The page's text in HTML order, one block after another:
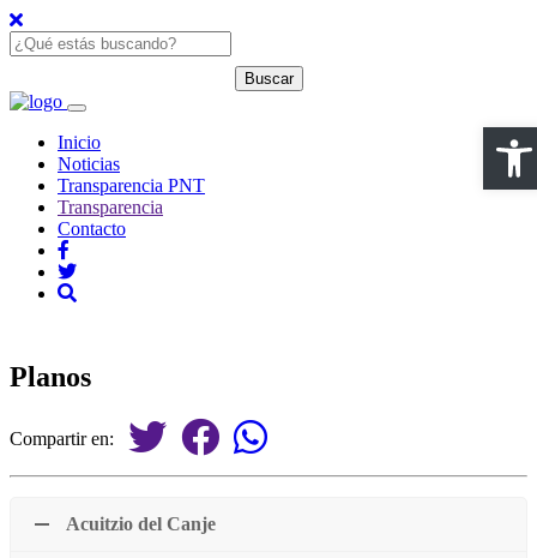
Inicio
Noticias
Transparencia PNT
Transparencia
Contacto
Planos
Compartir en:
Acuitzio del Canje